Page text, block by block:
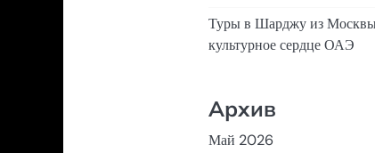
Туры в Шарджу из
культурное сердце ОАЭ
Архив
Май 2026